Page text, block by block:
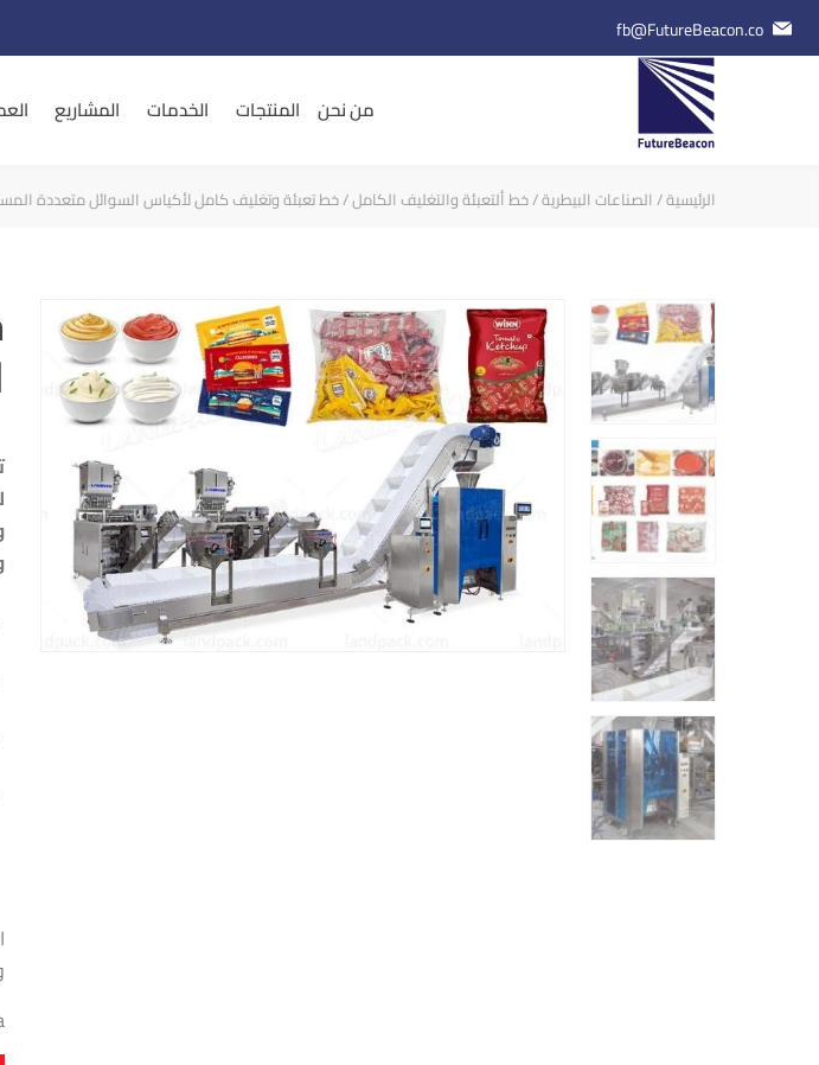
fb@FutureBeacon.co
من نحن المنتجات الخدمات المشاريع
الرئيسية/ الصناعات البيطرية/خط ألتعبئة والتغليف الكامل/ خط تعبئة وتغليف كامل لأكياس السوائل متعددة